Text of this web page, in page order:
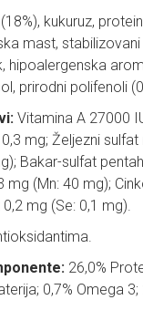
kukuruz,
mast,
hipoalergenska
prirodni polifenoli
Vitamina A 27000
mg; Željezni
Bakar-sulfat
mg (Mn: 40 mg);
mg (Se: 0,1 mg).
26,0%
0,7% Omega 3;